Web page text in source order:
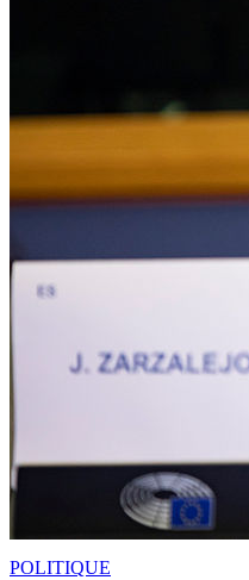
POLITIQUE